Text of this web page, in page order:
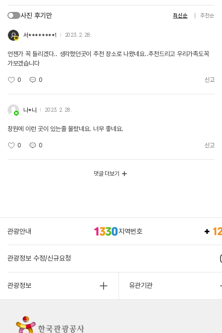
사진 후기만 최신순 추천순
서********! 2023. 2. 28.
언젠가 꼭 들리겠다.. 생각했던곳이 추천 장소로 나왔네요..추천드리고 우리가족도꼭
가보겠습니다
0 0 신고
나*니 2023. 2. 28.
창원에 이런 곳이 있는줄 몰랐네요. 너무 좋네요.
0 0 신고
댓글 더보기
관광안내 지역번호
관광정보 수정/신규요청
관광정보 유관기관